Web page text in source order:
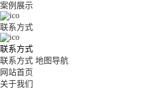
案例展示
联系方式
联系方式
联系方式 地图导航
网站首页
关于我们